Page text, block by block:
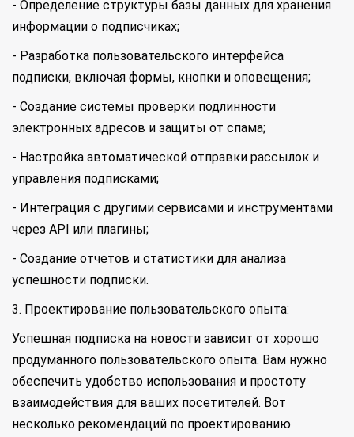
- Определение структуры базы данных для хранения
информации о подписчиках;
- Разработка пользовательского интерфейса
подписки, включая формы, кнопки и оповещения;
- Создание системы проверки подлинности
электронных адресов и защиты от спама;
- Настройка автоматической отправки рассылок и
управления подписками;
- Интеграция с другими сервисами и инструментами
через API или плагины;
- Создание отчетов и статистики для анализа
успешности подписки.
3. Проектирование пользовательского опыта:
Успешная подписка на новости зависит от хорошо
продуманного пользовательского опыта. Вам нужно
обеспечить удобство использования и простоту
взаимодействия для ваших посетителей. Вот
несколько рекомендаций по проектированию